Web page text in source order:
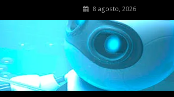
8 agosto, 2026